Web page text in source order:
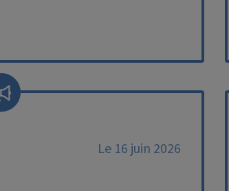
Le 16 juin 2026